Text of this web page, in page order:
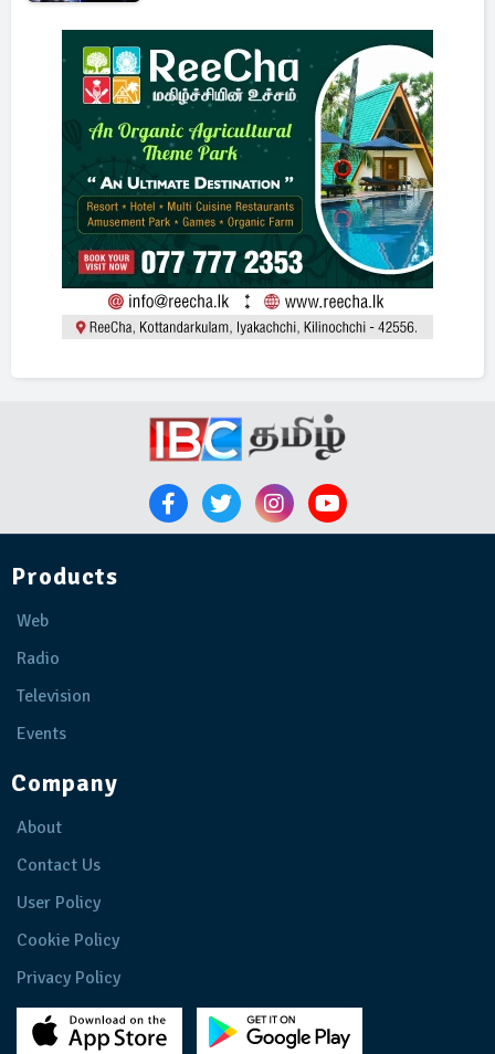
Products
Web
Radio
Television
Events
Company
About
Contact Us
User Policy
Cookie Policy
Privacy Policy